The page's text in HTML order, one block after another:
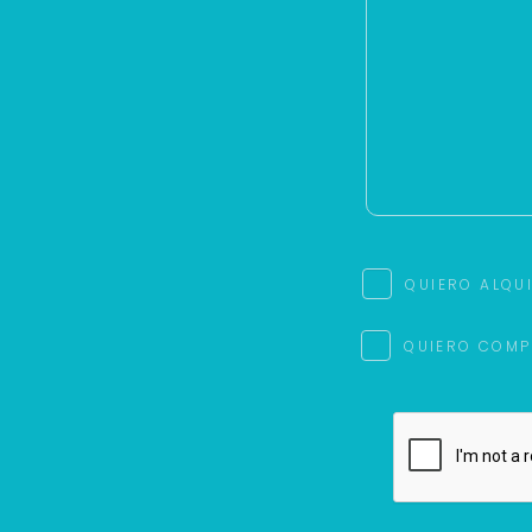
QUIERO
QUIERO